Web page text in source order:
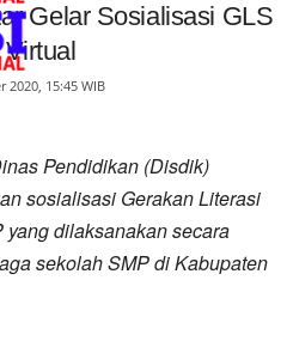
Gelar Sosialisasi GLS
2020, 15:45 WIB
Pendidikan (Disdik)
sosialisasi Gerakan Literasi
dilaksanakan secara
sekolah SMP di Kabupaten